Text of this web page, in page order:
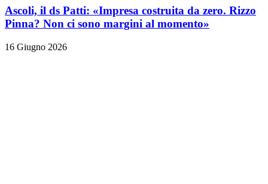
Ascoli, il ds Patti: «Impresa costruita da zero. Rizzo
Pinna? Non ci sono margini al momento»
16 Giugno 2026